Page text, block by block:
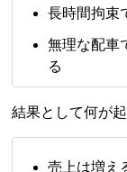
長時間拘束
無理な配車
る
結果として何が起
売上は増え